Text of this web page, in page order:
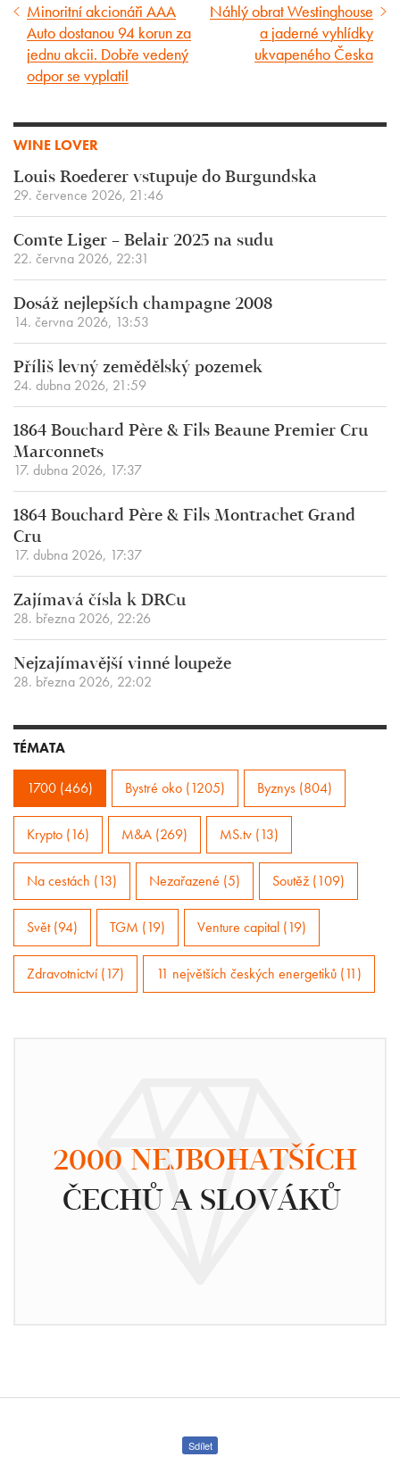
Předcházející
článek
Minoritní akcionáři AAA
Auto dostanou 94 korun za
jednu akcii. Dobře vedený
odpor se vyplatil
Následující
článek
Náhlý obrat Westinghouse
a jaderné vyhlídky
ukvapeného Česka
WINE LOVER
Louis Roederer vstupuje do Burgundska
29. července 2026, 21:46
Comte Liger – Belair 2025 na sudu
22. června 2026, 22:31
Dosáž nejlepších champagne 2008
14. června 2026, 13:53
Příliš levný zemědělský pozemek
24. dubna 2026, 21:59
1864 Bouchard Père & Fils Beaune Premier Cru
Marconnets
17. dubna 2026, 17:37
1864 Bouchard Père & Fils Montrachet Grand
Cru
17. dubna 2026, 17:37
Zajímavá čísla k DRCu
28. března 2026, 22:26
Nejzajímavější vinné loupeže
28. března 2026, 22:02
TÉMATA
1700 (466) Bystré oko (1205) Byznys (804)
Krypto (16) M&A (269) MS.tv (13)
Na cestách (13) Nezařazené (5) Soutěž (109)
Svět (94) TGM (19) Venture capital (19)
Zdravotnictví (17) 11 největších českých energetiků (11)
2000 NEJBOHATŠÍCH
ČECHŮ A SLOVÁKŮ
Sdílet